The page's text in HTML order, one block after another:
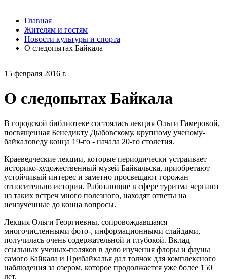
15 февраля 2016 г.
О следопытах Байкала
В городской библиотеке состоялась лекция Ольги Гамеровой,
посвященная Бенедикту Дыбовскому, крупному ученому-
байкаловеду конца 19-го - начала 20-го столетия.
Краеведческие лекции, которые периодически устраивает
историко-художественный музей Байкальска, приобретают
устойчивый интерес и заметно просвещают горожан
относительно истории. Работающие в сфере туризма черпают
из таких встреч много полезного, находят ответы на
неизученные до конца вопросы.
Лекция Ольги Георгиевны, сопровождавшаяся
многочисленными фото-, информационными слайдами,
получилась очень содержательной и глубокой. Вклад
ссыльных ученых-поляков в дело изучения флоры и фауны
самого Байкала и Прибайкалья дал толчок для комплексного
наблюдения за озером, которое продолжается уже более 150
лет.
Главная
Жителям и гостям
Новости культуры и спорта
О следопытах Байкала